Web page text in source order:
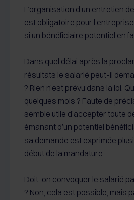
L’organisation d’un entretien
est obligatoire pour
si un bénéficiaire potentiel en
Dans quel délai après la
résultats le salarié peut-il
? Rien n’est prévu dans la loi.
quelques mois ? Faute de
semble utile d’accepter toute
émanant d’un potentiel
sa demande est exprimée
début de la mandature.
Doit-on convoquer le salarié
? Non, cela est possible, mais